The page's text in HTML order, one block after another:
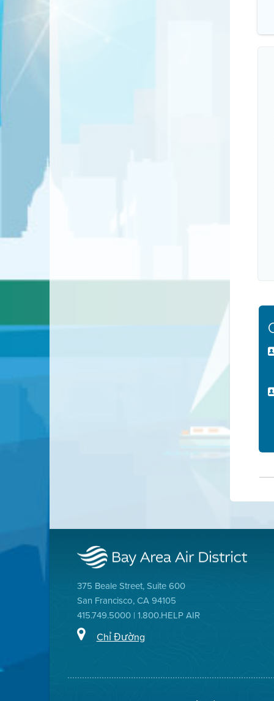
375 Beale Street, Suite 600
San Francisco, CA 94105
415.749.5000 | 1.800.HELP AIR
Chỉ Đường